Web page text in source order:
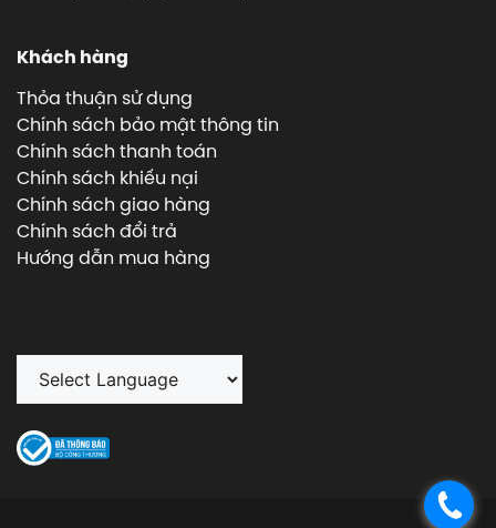
.
Khách hàng
Thỏa thuận sử dụng
Chính sách bảo mật thông tin
Chính sách thanh toán
Chính sách khiếu nại
Chính sách giao hàng
Chính sách đổi trả
Hướng dẫn mua hàng